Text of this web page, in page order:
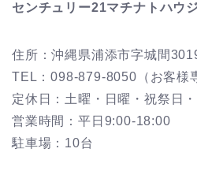
センチュリー21マチナトハウ
住所：沖縄県浦添市字城間
TEL：098-879-8050（お客様
定休日：土曜・日曜・祝祭日
営業時間：平日9:00-18:00
駐車場：10台